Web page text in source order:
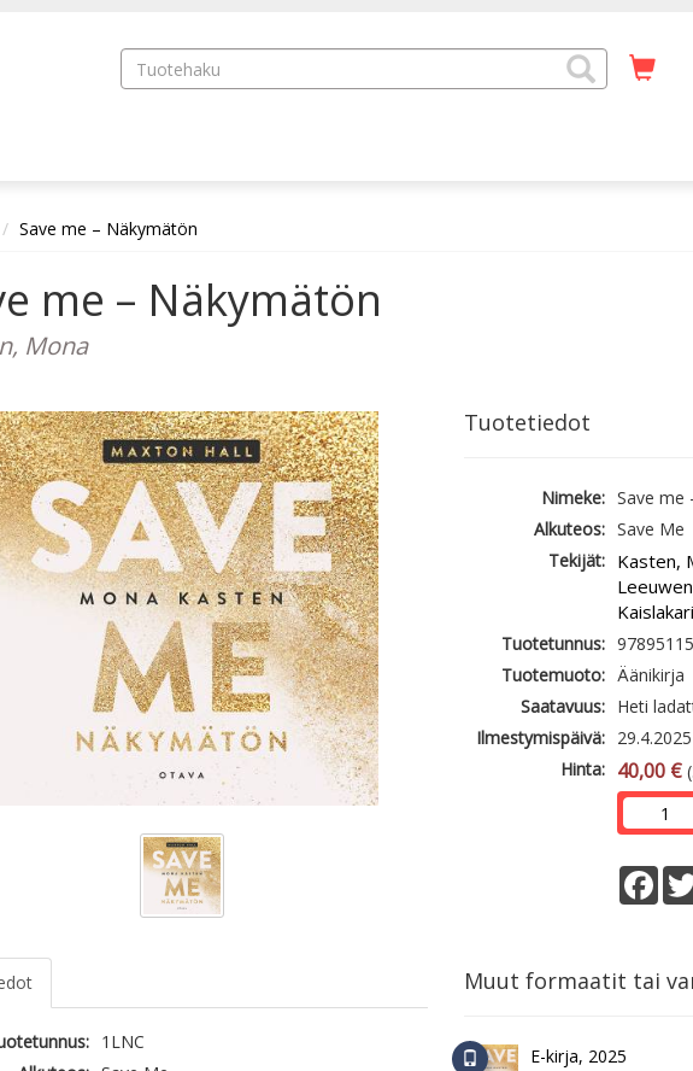
Save me – Näkymätön
me – Näkymätön
Mona
Tuotetiedot
Nimeke: Save me
Alkuteos: Save Me
Tekijät: Kasten,
Tuotetunnus:
Tuotemuoto: Äänikirja
Saatavuus: Heti
Ilmestymispäivä: 29.4.2025
Hinta: 40,00 €
1LNC
Muut formaatit tai
E-kirja, 2025